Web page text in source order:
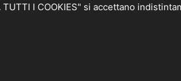
TUTTI I COOKIES" si accettano